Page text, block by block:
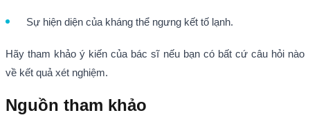
Sự hiện diện của kháng thể ngưng kết tố lạnh.
Hãy tham khảo ý kiến của bác sĩ nếu bạn có bất cứ câu hỏi nào
về kết quả xét nghiệm.
Nguồn tham khảo